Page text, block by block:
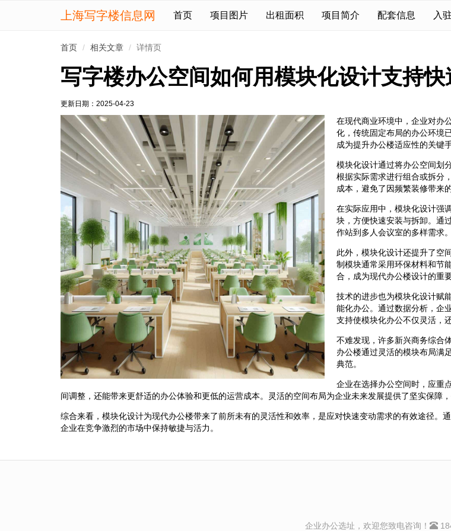
上海写字楼信息网 首页 项目图片 出租面积 项目简介 配套信息 入
首页 相关文章 详情页
写字楼办公空间如何用模块化设计支持
更新日期： 2025-04-23
在现代商业环境中，企业对办
化，传统固定布局的办公环境
成为提升办公楼适应性的关键手
模块化设计通过将办公空间划
根据实际需求进行组合或拆分
成本，避免了因频繁装修带来
在实际应用中，模块化设计强
块，方便快速安装与拆卸。通
作站到多人会议室的多样需求
此外，模块化设计还提升了空
制模块通常采用环保材料和节
合，成为现代办公楼设计的重要
技术的进步也为模块化设计赋
能化办公。通过数据分析，企
支持使模块化办公不仅灵活，
不难发现，许多新兴商务综合
办公楼通过灵活的模块布局满
典范。
企业在选择办公空间时，应重
间调整，还能带来更舒适的办公体验和更低的运营成本。灵活的空间布局为企业未来发展提供了坚实保障
综合来看，模块化设计为现代办公楼带来了前所未有的灵活性和效率，是应对快速变动需求的有效途径。
企业在竞争激烈的市场中保持敏捷与活力。
企业办公选址，欢迎您致电咨询！